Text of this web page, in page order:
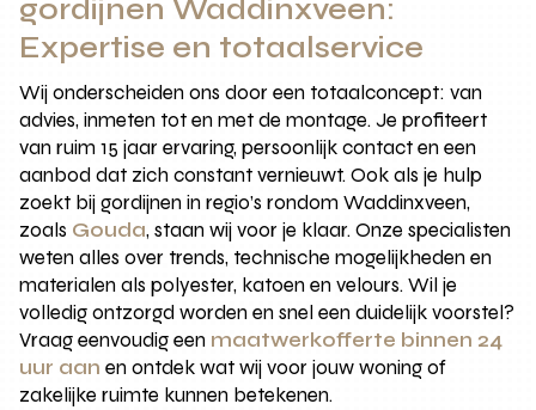
gordijnen Waddinxveen:
Expertise en totaalservice
Wij onderscheiden ons door een totaalconcept: van
advies, inmeten tot en met de montage. Je profiteert
van ruim 15 jaar ervaring, persoonlijk contact en een
aanbod dat zich constant vernieuwt. Ook als je hulp
zoekt bij gordijnen in regio’s rondom Waddinxveen,
zoals Gouda, staan wij voor je klaar. Onze specialisten
weten alles over trends, technische mogelijkheden en
materialen als polyester, katoen en velours. Wil je
volledig ontzorgd worden en snel een duidelijk voorstel?
Vraag eenvoudig een maatwerkofferte binnen 24
uur aan en ontdek wat wij voor jouw woning of
zakelijke ruimte kunnen betekenen.